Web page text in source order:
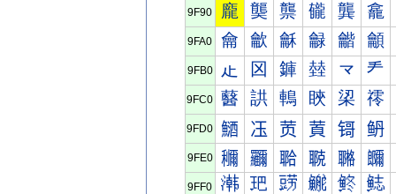
9F90 龐 龑 龒 龓 龔 龕
9FA0 龠 龡 龢 龣 龤 龥
9FB0 龰 龱 龲 龳 龴 龵
9FC0 鿀 鿁 鿂 鿃 鿄 鿅
9FD0 鿐 鿑 鿒 鿓 鿔 鿕
9FE0 鿠 鿡 鿢 鿣 鿤 鿥
9FF0 鿰 鿱 鿲 鿳 鿴 鿵